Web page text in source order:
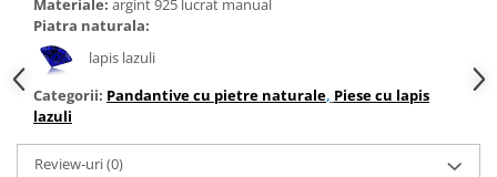
Materiale: argint 925 lucrat manual
Piatra naturala:
lapis lazuli
Categorii: Pandantive cu pietre naturale, Piese cu lapis
lazuli
Review-uri(0)